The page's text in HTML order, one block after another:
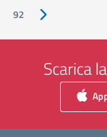
92
Pagina
Scarica